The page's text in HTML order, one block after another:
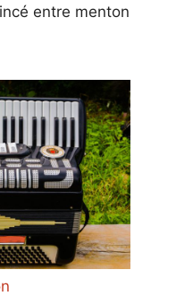
entre menton